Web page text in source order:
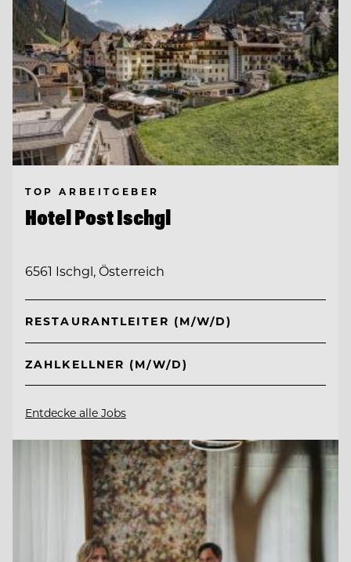
TOP ARBEITGEBER
Hotel Post Ischgl
6561 Ischgl, Österreich
RESTAURANTLEITER (M/W/D)
ZAHLKELLNER (M/W/D)
Entdecke alle Jobs